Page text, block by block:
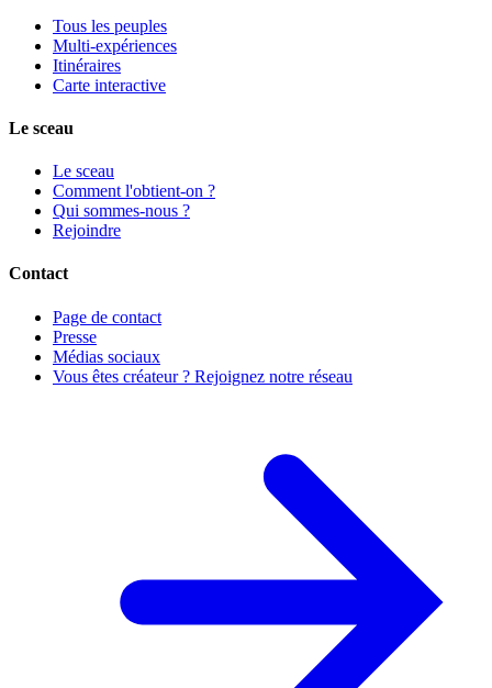
Tous les peuples
Multi-expériences
Itinéraires
Carte interactive
Le sceau
Le sceau
Comment l'obtient-on ?
Qui sommes-nous ?
Rejoindre
Contact
Page de contact
Presse
Médias sociaux
Vous êtes créateur ? Rejoignez notre réseau